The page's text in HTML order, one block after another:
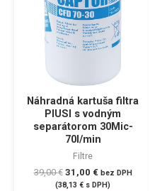
Náhradná kartuša filtra
PIUSI s vodným
separátorom 30Mic-
70l/min
Filtre
39,00€ 31,00 € bez DPH
(38,13 € s DPH)